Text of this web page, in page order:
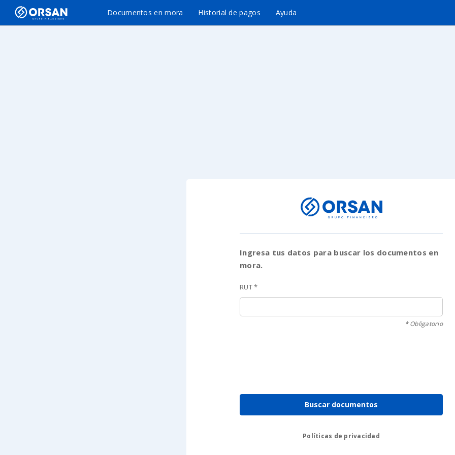
Documentos en mora Historial de pagos Ayuda
Ingresa tus datos para buscar los documentos en
mora.
RUT *
* Obligatorio
Políticas de privacidad